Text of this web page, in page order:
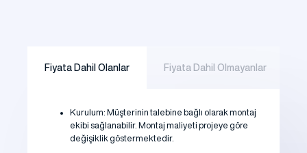
Fiyata Dahil Olanlar Fiyata Dahil Olmayanlar
Kurulum: Müşterinin talebine bağlı olarak montaj
ekibi sağlanabilir. Montaj maliyeti projeye göre
değişiklik göstermektedir.